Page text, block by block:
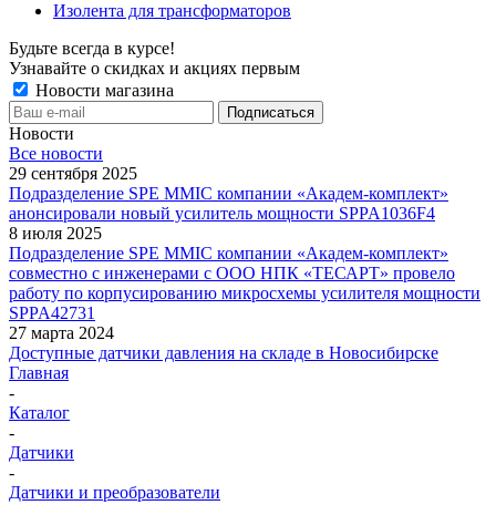
Изолента для трансформаторов
Будьте всегда в курсе!
Узнавайте о скидках и акциях первым
Новости магазина
Новости
Все новости
29 сентября 2025
Подразделение SPE MMIC компании «Академ-комплект»
анонсировали новый усилитель мощности SPPA1036F4
8 июля 2025
Подразделение SPE MMIC компании «Академ-комплект»
совместно с инженерами с ООО НПК «ТЕСАРТ» провело
работу по корпусированию микросхемы усилителя мощности
SPPA42731
27 марта 2024
Доступные датчики давления на складе в Новосибирске
Главная
-
Каталог
-
Датчики
-
Датчики и преобразователи